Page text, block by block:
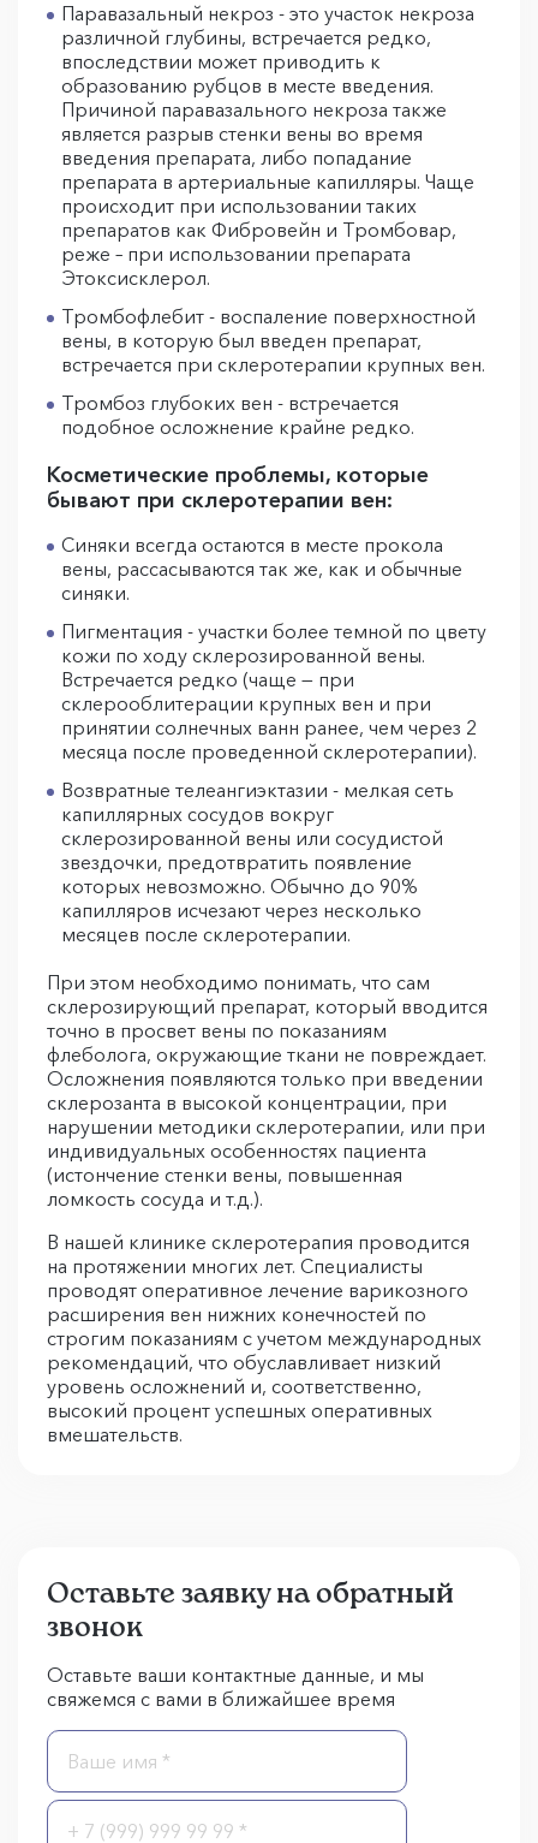
Паравазальный некроз - это участок некроза
различной глубины, встречается редко,
впоследствии может приводить к
образованию рубцов в месте введения.
Причиной паравазального некроза также
является разрыв стенки вены во время
введения препарата, либо попадание
препарата в артериальные капилляры. Чаще
происходит при использовании таких
препаратов как Фибровейн и Тромбовар,
реже – при использовании препарата
Этоксисклерол.
Тромбофлебит - воспаление поверхностной
вены, в которую был введен препарат,
встречается при склеротерапии крупных вен.
Тромбоз глубоких вен - встречается
подобное осложнение крайне редко.
Косметические проблемы, которые
бывают при склеротерапии вен:
Синяки всегда остаются в месте прокола
вены, рассасываются так же, как и обычные
синяки.
Пигментация - участки более темной по цвету
кожи по ходу склерозированной вены.
Встречается редко (чаще — при
склерооблитерации крупных вен и при
принятии солнечных ванн ранее, чем через 2
месяца после проведенной склеротерапии).
Возвратные телеангиэктазии - мелкая сеть
капиллярных сосудов вокруг
склерозированной вены или сосудистой
звездочки, предотвратить появление
которых невозможно. Обычно до 90%
капилляров исчезают через несколько
месяцев после склеротерапии.
При этом необходимо понимать, что сам
склерозирующий препарат, который вводится
точно в просвет вены по показаниям
флеболога, окружающие ткани не повреждает.
Осложнения появляются только при введении
склерозанта в высокой концентрации, при
нарушении методики склеротерапии, или при
индивидуальных особенностях пациента
(истончение стенки вены, повышенная
ломкость сосуда и т.д.).
В нашей клинике склеротерапия проводится
на протяжении многих лет. Специалисты
проводят оперативное лечение варикозного
расширения вен нижних конечностей по
строгим показаниям с учетом международных
рекомендаций, что обуславливает низкий
уровень осложнений и, соответственно,
высокий процент успешных оперативных
вмешательств.
Оставьте заявку на обратный
звонок
Оставьте ваши контактные данные, и мы
свяжемся с вами в ближайшее время